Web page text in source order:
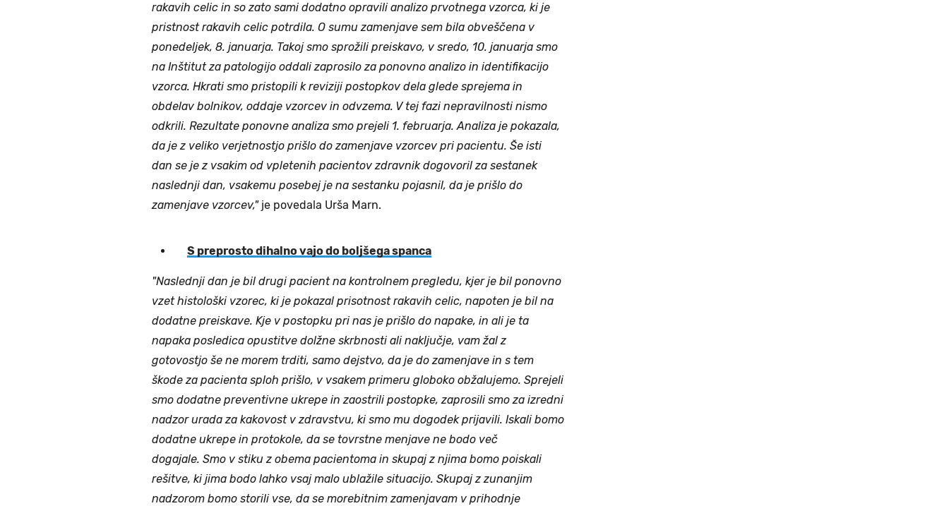
rakavih celic in so zato sami dodatno opravili analizo prvotnega vzorca, ki je
pristnost rakavih celic potrdila. O sumu zamenjave sem bila obveščena v
ponedeljek, 8. januarja. Takoj smo sprožili preiskavo, v sredo, 10. januarja smo
na Inštitut za patologijo oddali zaprosilo za ponovno analizo in identifikacijo
vzorca. Hkrati smo pristopili k reviziji postopkov dela glede sprejema in
obdelav bolnikov, oddaje vzorcev in odvzema. V tej fazi nepravilnosti nismo
odkrili. Rezultate ponovne analiza smo prejeli 1. februarja. Analiza je pokazala,
da je z veliko verjetnostjo prišlo do zamenjave vzorcev pri pacientu. Še isti
dan se je z vsakim od vpletenih pacientov zdravnik dogovoril za sestanek
naslednji dan, vsakemu posebej je na sestanku pojasnil, da je prišlo do
zamenjave vzorcev,"je povedala Urša Marn.
S preprosto dihalno vajo do boljšega spanca
"Naslednji dan je bil drugi pacient na kontrolnem pregledu, kjer je bil ponovno
vzet histološki vzorec, ki je pokazal prisotnost rakavih celic, napoten je bil na
dodatne preiskave. Kje v postopku pri nas je prišlo do napake, in ali je ta
napaka posledica opustitve dolžne skrbnosti ali naključje, vam žal z
gotovostjo še ne morem trditi, samo dejstvo, da je do zamenjave in s tem
škode za pacienta sploh prišlo, v vsakem primeru globoko obžalujemo. Sprejeli
smo dodatne preventivne ukrepe in zaostrili postopke, zaprosili smo za izredni
nadzor urada za kakovost v zdravstvu, ki smo mu dogodek prijavili. Iskali bomo
dodatne ukrepe in protokole, da se tovrstne menjave ne bodo več
dogajale. Smo v stiku z obema pacientoma in skupaj z njima bomo poiskali
rešitve, ki jima bodo lahko vsaj malo ublažile situacijo. Skupaj z zunanjim
nadzorom bomo storili vse, da se morebitnim zamenjavam v prihodnje